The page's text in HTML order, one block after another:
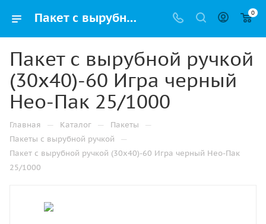
Пакет с вырубной ручкой (30х40)-60 Игра черный Нео-Пак 25/1000 купить в Ижевске с доставкой оптом и в розницу 0
Пакет с вырубной ручкой
(30х40)-60 Игра черный
Нео-Пак 25/1000
Главная — Каталог — Пакеты —
Пакеты с вырубной ручкой —
Пакет с вырубной ручкой (30х40)-60 Игра черный Нео-Пак
25/1000